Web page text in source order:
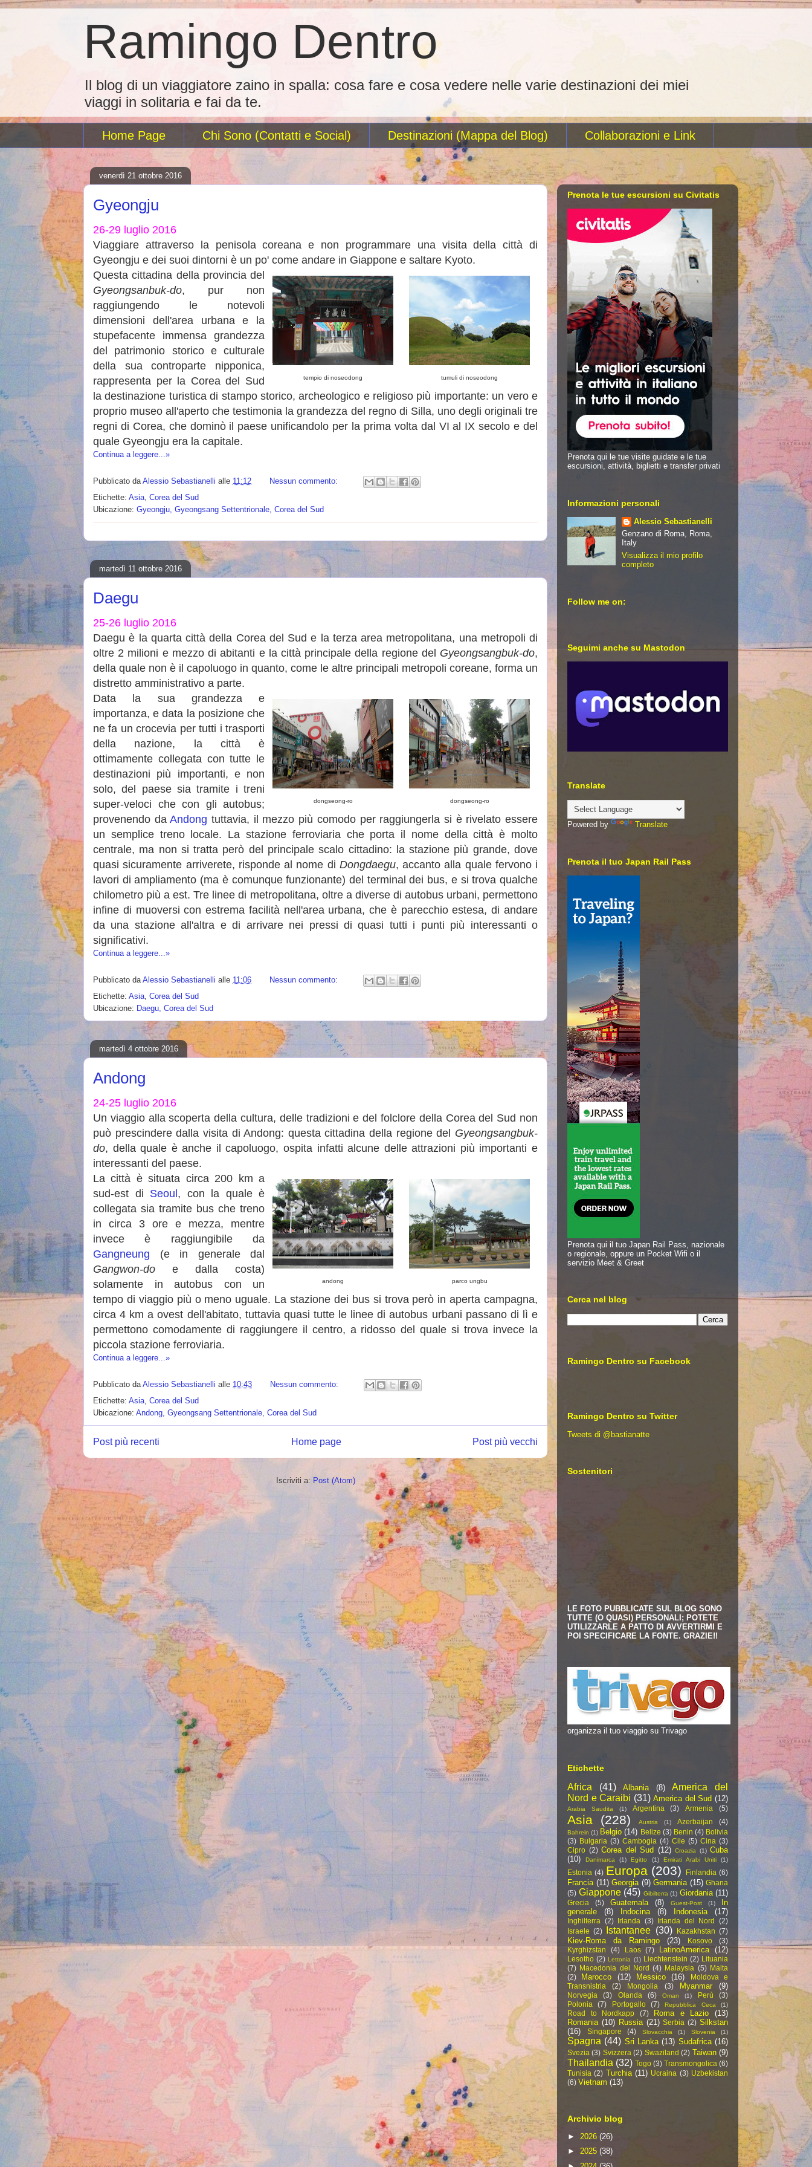
Ramingo Dentro
Il blog di un viaggiatore zaino in spalla: cosa fare e cosa vedere nelle varie destinazioni dei miei
viaggi in solitaria e fai da te.
Home Page Chi Sono (Contatti e Social) Destinazioni (Mappa del Blog) Collaborazioni e Link
venerdì 21 ottobre 2016
Gyeongju
26-29 luglio 2016
Viaggiare attraverso la penisola coreana e non programmare una visita della città di
Gyeongju e dei suoi dintorni è un po' come andare in Giappone e saltare Kyoto.
tumuli di noseodong
tempio di noseodong
Questa cittadina della provincia del
Gyeongsanbuk-do, pur non
raggiungendo le notevoli
dimensioni dell'area urbana e la
stupefacente immensa grandezza
del patrimonio storico e culturale
della sua controparte nipponica,
rappresenta per la Corea del Sud
la destinazione turistica di stampo storico, archeologico e religioso più importante: un vero e
proprio museo all'aperto che testimonia la grandezza del regno di Silla, uno degli originali tre
regni di Corea, che dominò il paese unificandolo per la prima volta dal VI al IX secolo e del
quale Gyeongju era la capitale.
Continua a leggere...»
Pubblicato daAlessio Sebastianelli alle 11:12
Nessun commento:
Etichette: Asia, Corea del Sud
Ubicazione: Gyeongju, Gyeongsang Settentrionale, Corea del Sud
martedì 11 ottobre 2016
Daegu
25-26 luglio 2016
Daegu è la quarta città della Corea del Sud e la terza area metropolitana, una metropoli di
oltre 2 milioni e mezzo di abitanti e la città principale della regione del Gyeongsangbuk-do,
della quale non è il capoluogo in quanto, come le altre principali metropoli coreane, forma un
distretto amministrativo a parte.
dongseong-ro
dongseong-ro
Data la sua grandezza e
importanza, e data la posizione che
ne fa un crocevia per tutti i trasporti
della nazione, la città è
ottimamente collegata con tutte le
destinazioni più importanti, e non
solo, del paese sia tramite i treni
super-veloci che con gli autobus;
provenendo daAndong tuttavia, il mezzo più comodo per raggiungerla si è rivelato essere
un semplice treno locale. La stazione ferroviaria che porta il nome della città è molto
centrale, ma non si tratta però del principale scalo cittadino: la stazione più grande, dove
quasi sicuramente arriverete, risponde al nome di Dongdaegu, accanto alla quale fervono i
lavori di ampliamento (ma è comunque funzionante) del terminal dei bus, e si trova qualche
chilometro più a est. Tre linee di metropolitana, oltre a diverse di autobus urbani, permettono
infine di muoversi con estrema facilità nell'area urbana, che è parecchio estesa, di andare
da una stazione all'altra e di arrivare nei pressi di quasi tutti i punti più interessanti o
significativi.
Continua a leggere...»
Pubblicato daAlessio Sebastianelli alle 11:06
Nessun commento:
Etichette: Asia, Corea del Sud
Ubicazione: Daegu, Corea del Sud
martedì 4 ottobre 2016
Andong
24-25 luglio 2016
Un viaggio alla scoperta della cultura, delle tradizioni e del folclore della Corea del Sud non
può prescindere dalla visita di Andong: questa cittadina della regione del Gyeongsangbuk-
do, della quale è anche il capoluogo, ospita infatti alcune delle attrazioni più importanti e
interessanti del paese.
parco ungbu
andong
La città è situata circa 200 km a
sud-est di Seoul , con la quale è
collegata sia tramite bus che treno
in circa 3 ore e mezza, mentre
invece è raggiungibile da
Gangneung (e in generale dal
Gangwon-do e dalla costa)
solamente in autobus con un
tempo di viaggio più o meno uguale. La stazione dei bus si trova però in aperta campagna,
circa 4 km a ovest dell'abitato, tuttavia quasi tutte le linee di autobus urbani passano di lì e
permettono comodamente di raggiungere il centro, a ridosso del quale si trova invece la
piccola stazione ferroviaria.
Continua a leggere...»
Pubblicato daAlessio Sebastianelli alle 10:43
Nessun commento:
Etichette: Asia, Corea del Sud
Ubicazione: Andong, Gyeongsang Settentrionale, Corea del Sud
Post più recenti Post più vecchi
Home page
Iscriviti a: Post (Atom)
Prenota le tue escursioni su Civitatis
Prenota qui le tue visite guidate e le tue
escursioni, attività, biglietti e transfer privati
Informazioni personali
Alessio Sebastianelli
Genzano di Roma, Roma,
Italy
Visualizza il mio profilo
completo
Follow me on:
Seguimi anche su Mastodon
Translate
Powered by Translate
Prenota il tuo Japan Rail Pass
Prenota qui il tuo Japan Rail Pass, nazionale
o regionale, oppure un Pocket Wifi o il
servizio Meet & Greet
Cerca nel blog
Ramingo Dentro su Facebook
Ramingo Dentro su Twitter
Tweets di @bastianatte
Sostenitori
LE FOTO PUBBLICATE SUL BLOG SONO
TUTTE (O QUASI) PERSONALI; POTETE
UTILIZZARLE A PATTO DI AVVERTIRMI E
POI SPECIFICARE LA FONTE. GRAZIE!!
organizza il tuo viaggio su Trivago
Etichette
Africa (41) Albania (8)
America del
Nord e Caraibi (31) America del Sud (12)
Arabia Saudita (1) Argentina (3) Armenia (5)
Asia (228) Austria (1) Azerbaijan (4)
Bahrein (1) Belgio (14) Belize (3) Benin (4) Bolivia
(3) Bulgaria (3) Cambogia (4) Cile (5) Cina (3)
Cipro (2) Corea del Sud (12) Croazia (1) Cuba
(10)
Danimarca (1) Egitto (1) Emirati Arabi Uniti (1)
Estonia (4) Europa (203) Finlandia (6)
Francia (11) Georgia (9) Germania (15) Ghana
(5) Giappone (45) Gibilterra (1) Giordania (11)
Grecia (5) Guatemala (8) Guest-Post (1)
In
generale
(8) Indocina (8) Indonesia (17)
Inghilterra (2) Irlanda (3) Irlanda del Nord
(2)
Israele (2) Istantanee (30) Kazakhstan (7)
Kiev-Roma da Ramingo (23) Kosovo
(3)
Kyrghizstan
(4) Laos (7) LatinoAmerica (12)
Lesotho (2) Lettonia (1) Liechtenstein (2) Lituania
(7) Macedonia del Nord (4) Malaysia (5) Malta
(2)
Marocco (12) Messico (16)
Moldova e
Transnistria
(2) Mongolia (3) Myanmar (9)
Norvegia (3) Olanda (6) Oman (1) Perù
(3)
Polonia
(7) Portogallo (7) Repubblica Ceca (1)
Road to Nordkapp (7) Roma e Lazio
(13)
Romania (10) Russia (21) Serbia (2) Silkstan
(16)
Singapore (4) Slovacchia (1) Slovenia (1)
Spagna (44) Sri Lanka (13) Sudafrica (16)
Svezia (3) Svizzera (2) Swaziland (2) Taiwan (9)
Thailandia (32) Togo (3) Transmongolica (6)
Tunisia (2) Turchia (11) Ucraina (3) Uzbekistan
(6) Vietnam (13)
Archivio blog
► 2026 (26)
► 2025 (38)